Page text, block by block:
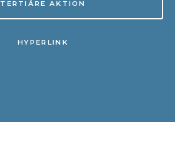
TERTIÄRE AKTION
HYPERLINK